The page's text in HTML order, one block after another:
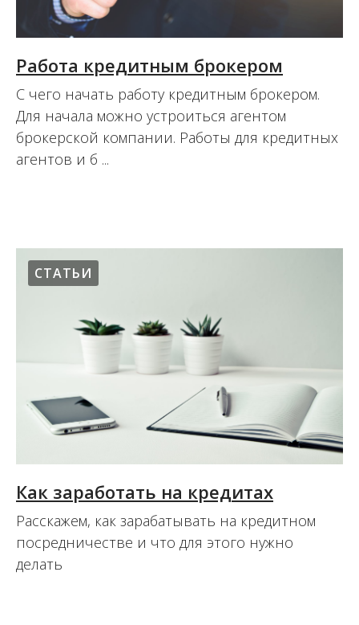
Работа кредитным брокером
С чего начать работу кредитным брокером.
Для начала можно устроиться агентом
брокерской компании. Работы для кредитных
агентов и б ...
СТАТЬИ
Как заработать на кредитах
Расскажем, как зарабатывать на кредитном
посредничестве и что для этого нужно
делать